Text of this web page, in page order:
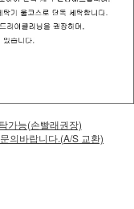
가능(손빨래권장)
의바랍니다.(A/S 교환)